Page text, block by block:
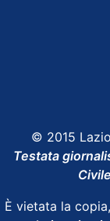
© 2015
Testata
È vietata la